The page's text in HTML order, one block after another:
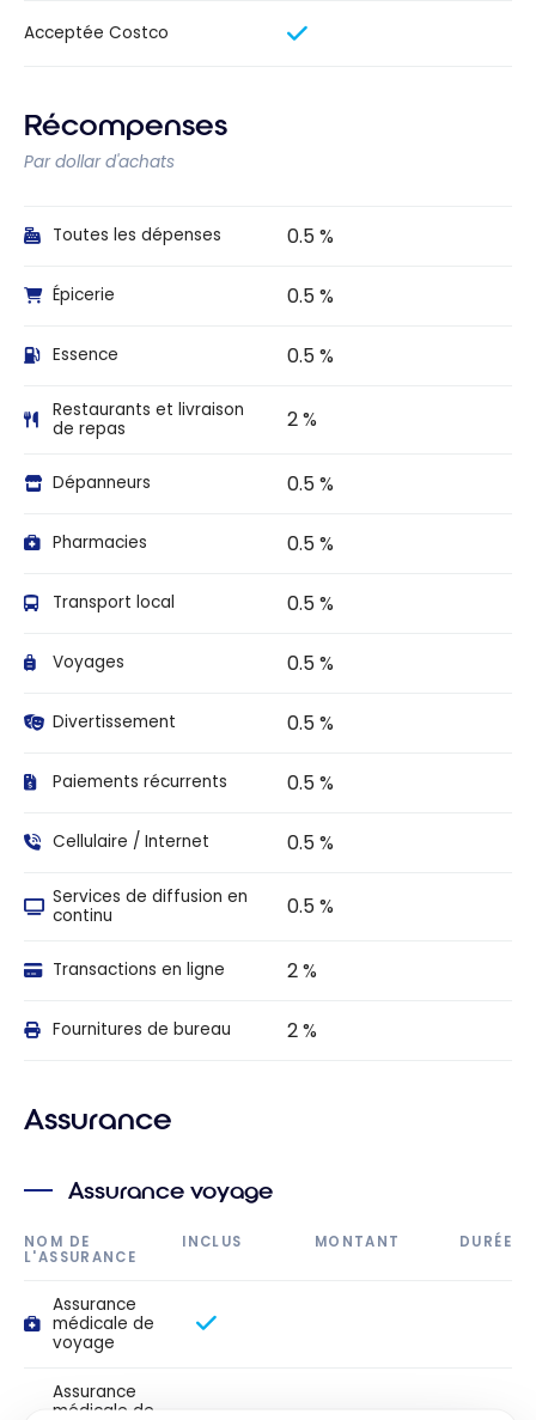
Acceptée Costco
Récompenses
Par dollar d'achats
Toutes les dépenses 0.5 %
Épicerie 0.5 %
Essence 0.5 %
Restaurants et livraison
de repas
2 %
Dépanneurs 0.5 %
Pharmacies 0.5 %
Transport local 0.5 %
Voyages 0.5 %
Divertissement 0.5 %
Paiements récurrents 0.5 %
Cellulaire / Internet 0.5 %
Services de diffusion en
continu
0.5 %
Transactions en ligne 2 %
Fournitures de bureau 2 %
Assurance
Assurance voyage
NOM DE
L'ASSURANCE
INCLUS MONTANT DURÉE
Assurance
médicale de
voyage
Assurance
médicale de